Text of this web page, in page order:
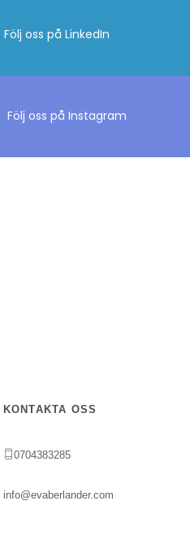
Följ oss på LinkedIn
Följ oss på Instagram
KONTAKTA OSS
0704383285
info@evaberlander.com